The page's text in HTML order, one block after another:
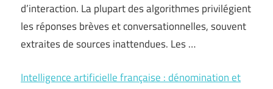
d’interaction. La plupart des algorithmes privilégient
les réponses brèves et conversationnelles, souvent
extraites de sources inattendues. Les …
Intelligence artificielle française : dénomination et